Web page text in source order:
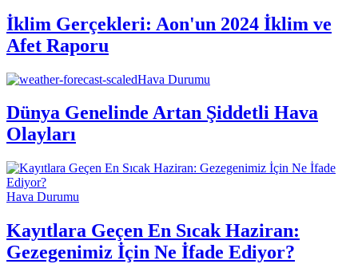
İklim Gerçekleri: Aon'un 2024 İklim ve
Afet Raporu
Hava Durumu
Dünya Genelinde Artan Şiddetli Hava
Olayları
Hava Durumu
Kayıtlara Geçen En Sıcak Haziran:
Gezegenimiz İçin Ne İfade Ediyor?